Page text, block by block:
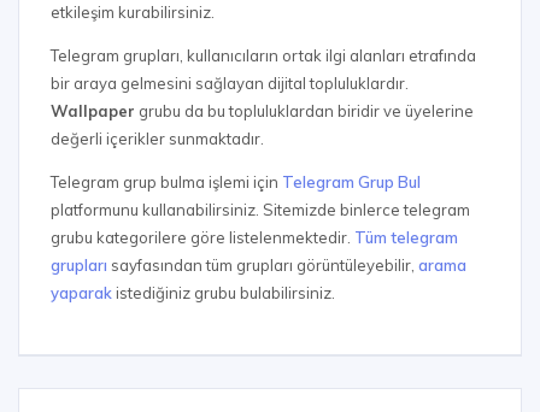
etkileşim kurabilirsiniz.
Telegram grupları, kullanıcıların ortak ilgi alanları etrafında
bir araya gelmesini sağlayan dijital topluluklardır.
Wallpaper grubu da bu topluluklardan biridir ve üyelerine
değerli içerikler sunmaktadır.
Telegram grup bulma işlemi için Telegram Grup Bul
platformunu kullanabilirsiniz. Sitemizde binlerce telegram
grubu kategorilere göre listelenmektedir. Tüm telegram
grupları sayfasından tüm grupları görüntüleyebilir, arama
yaparak istediğiniz grubu bulabilirsiniz.